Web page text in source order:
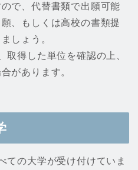
で、代替書類で出願可能
、もしくは高校の書類提
しょう。
取得した単位を確認の上、
があります。
ての大学が受け付けていま